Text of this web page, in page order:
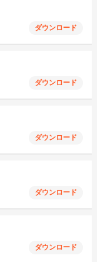
ダウンロード
ダウンロード
ダウンロード
ダウンロード
ダウンロード